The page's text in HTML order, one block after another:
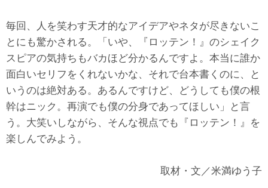
毎回、人を笑わす天才的なアイデアやネタが尽きないこ
とにも驚かされる。「いや、『ロッテン！』のシェイク
スピアの気持ちもバカほど分かるんですよ。本当に誰か
面白いセリフをくれないかな、それで台本書くのに、と
いうのは絶対ある。あるんですけど、どうしても僕の根
幹はニック。再演でも僕の分身であってほしい」と言
う。大笑いしながら、そんな視点でも『ロッテン！』を
楽しんでみよう。
取材・文／米満ゆう子